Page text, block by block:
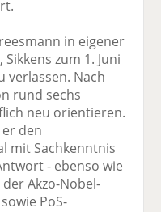
in eigener
zum 1. Juni
verlassen. Nach
rund sechs
neu orientieren.
den
mit Sachkenntnis
- ebenso wie
Akzo-Nobel-
PoS-